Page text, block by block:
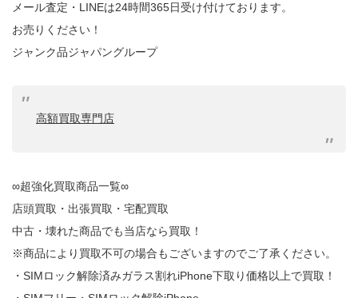
メール査定・LINEは24時間365日受け付けております。
お売りください！
ジャンク品ジャパングループ
高額買取専門店
∞超強化買取商品一覧∞
店頭買取・出張買取・宅配買取
中古・壊れた商品でも当店なら買取！
※商品により買取不可の場合もございますのでご了承ください。
・SIMロック解除済みガラス割れiPhone下取り価格以上で買取！